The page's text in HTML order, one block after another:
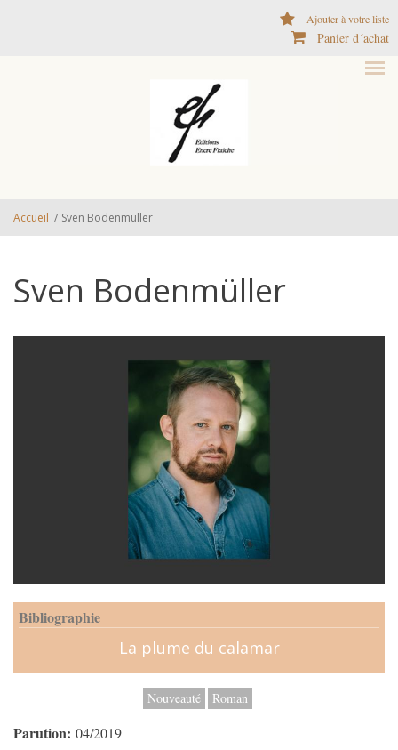
Ajouter à votre liste
Panier d´achat
Accueil / Sven Bodenmüller
Sven Bodenmüller
Bibliographie
La plume du calamar
Nouveauté Roman
Parution: 04/2019